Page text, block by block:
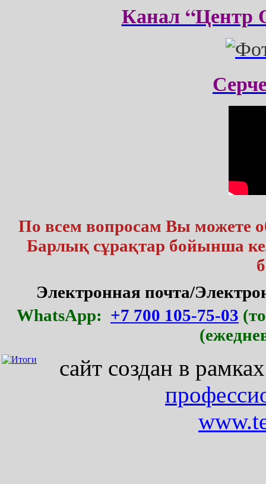
Канал “Центр
По всем вопросам Вы можете
Барлық сұрақтар бойынша
Электронная почта/
WhatsApp: +7 700 105-75-03
сайт создан в